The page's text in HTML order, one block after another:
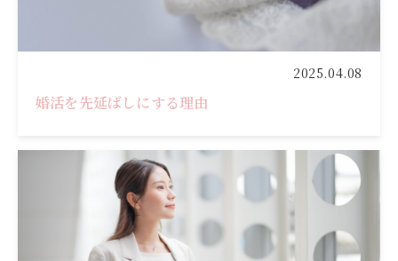
2025.04.08
婚活を先延ばしにする理由